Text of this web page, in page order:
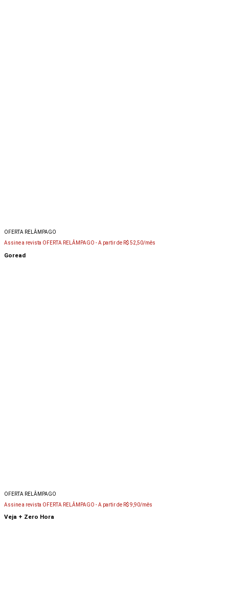
OFERTA RELÂMPAGO
Assine a revista OFERTA RELÂMPAGO -A partir de R$ 52,50/mês
Goread
OFERTA RELÂMPAGO
Assine a revista OFERTA RELÂMPAGO -A partir de R$ 9,90/mês
Veja + Zero Hora